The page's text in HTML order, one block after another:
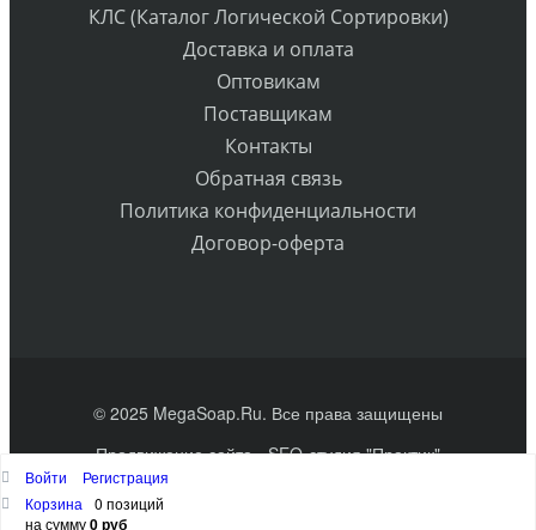
КЛС (Каталог Логической Сортировки)
Доставка и оплата
Оптовикам
Поставщикам
Контакты
Обратная связь
Политика конфиденциальности
Договор-оферта
© 2025 MegaSoap.Ru. Все права защищены
Продвижение сайта- SEO-студия "Практик"
Войти
Регистрация
Корзина
0 позиций
на сумму0 руб